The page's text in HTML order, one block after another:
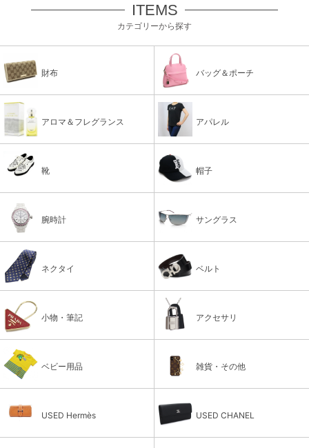
ITEMS
カテゴリーから探す
財布 バッグ＆ポーチ
アロマ＆フレグランス アパレル
靴 帽子
腕時計 サングラス
ネクタイ ベルト
小物・筆記 アクセサリ
ベビー用品 雑貨・その他
USED Hermès USED CHANEL